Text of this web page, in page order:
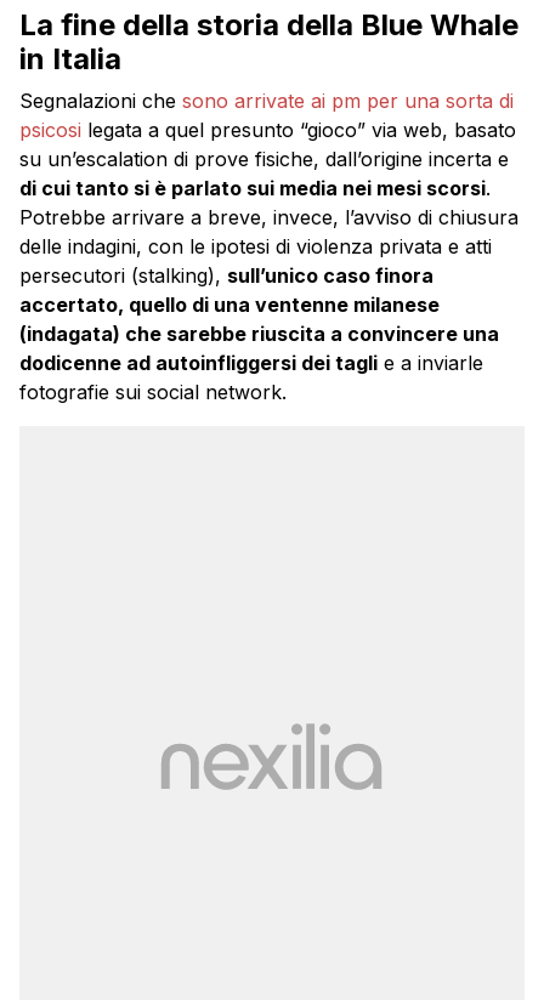
La fine della storia della Blue Whale
in Italia
Segnalazioni che sono arrivate ai pm per una sorta di
psicosi legata a quel presunto “gioco” via web, basato
su un’escalation di prove fisiche, dall’origine incerta e
di cui tanto si è parlato sui media nei mesi scorsi.
Potrebbe arrivare a breve, invece, l’avviso di chiusura
delle indagini, con le ipotesi di violenza privata e atti
persecutori (stalking), sull’unico caso finora
accertato, quello di una ventenne milanese
(indagata) che sarebbe riuscita a convincere una
dodicenne ad autoinfliggersi dei tagli e a inviarle
fotografie sui social network.